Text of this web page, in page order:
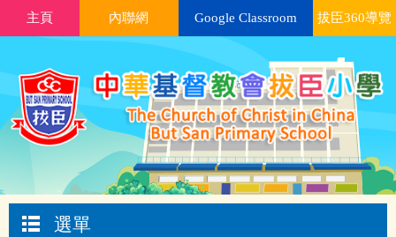
主頁 內聯網 Google Classroom 拔臣360導覽
選單